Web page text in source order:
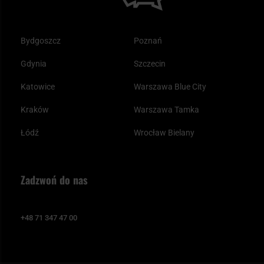
Bydgoszcz
Gdynia
Katowice
Kraków
Łódź
Poznań
Szczecin
Warszawa Blue City
Warszawa Tamka
Wrocław Bielany
Zadzwoń do nas
+48 71 347 47 00